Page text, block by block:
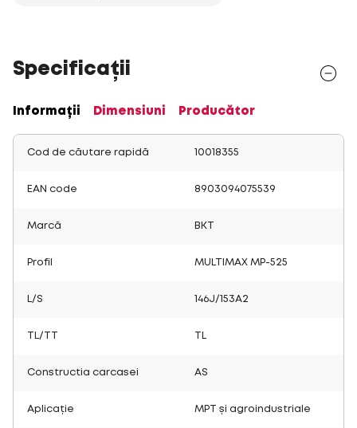
Specificații
Informații Dimensiuni Producător
Cod de căutare rapidă 10018355
EAN code 8903094075539
Marcă BKT
Profil MULTIMAX MP-525
L/S 146J/153A2
TL/TT TL
Constructia carcasei AS
Aplicație MPT și agroindustriale